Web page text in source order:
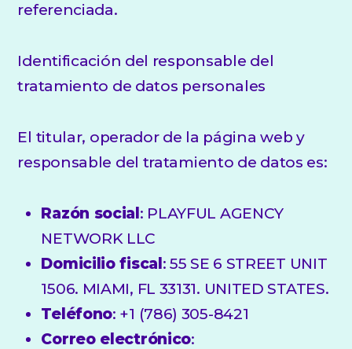
referenciada.
Identificación del responsable del
tratamiento de datos personales
El titular, operador de la página web y
responsable del tratamiento de datos es:
Razón social : PLAYFUL AGENCY
NETWORK LLC
Domicilio fiscal : 55 SE 6 STREET UNIT
1506. MIAMI, FL 33131. UNITED STATES.
Teléfono: +1 (786) 305-8421
Correo electrónico: